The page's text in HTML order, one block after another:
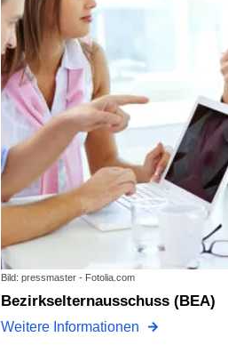
Bild: pressmaster - Fotolia.com
Bezirkselternausschuss (BEA)
Weitere Informationen